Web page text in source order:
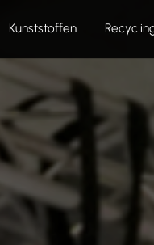
Kunststoffen